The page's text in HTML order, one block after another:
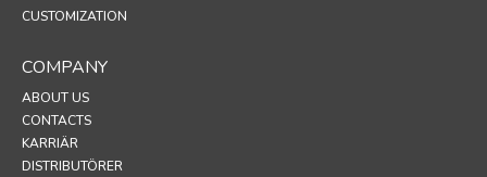
CUSTOMIZATION
COMPANY
ABOUT US
CONTACTS
KARRIÄR
DISTRIBUTÖRER